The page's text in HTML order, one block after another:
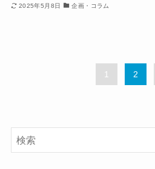
2025年5月8日 企画・コラム
1 2